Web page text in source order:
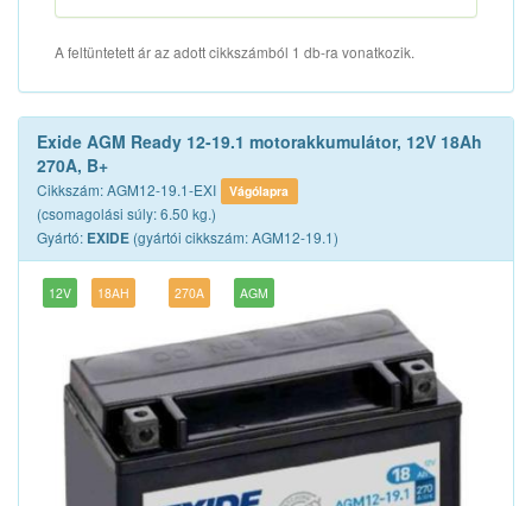
A feltüntetett ár az adott cikkszámból 1 db-ra vonatkozik.
Exide AGM Ready 12-19.1 motorakkumulátor, 12V 18Ah
270A, B+
Cikkszám: AGM12-19.1-EXI Vágólapra
(csomagolási súly: 6.50 kg.)
Gyártó: EXIDE (gyártói cikkszám: AGM12-19.1)
12V 18AH 270A AGM